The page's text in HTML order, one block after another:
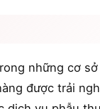
những cơ
được trải